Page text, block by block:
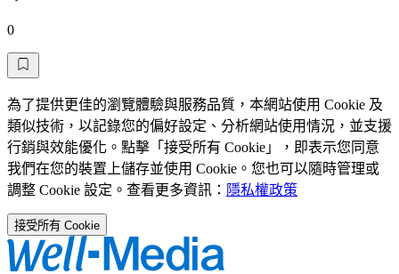
0
為了提供更佳的瀏覽體驗與服務品質，本網站使用 Cookie 及
類似技術，以記錄您的偏好設定、分析網站使用情況，並支援
行銷與效能優化。點擊「接受所有 Cookie」，即表示您同意
我們在您的裝置上儲存並使用 Cookie。您也可以隨時管理或
調整 Cookie 設定。查看更多資訊： 隱私權政策
接受所有 Cookie